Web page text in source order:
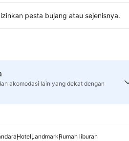
pesta bujang atau sejenisnya.
akomodasi lain yang dekat dengan
HotelLandmarkRumah liburan